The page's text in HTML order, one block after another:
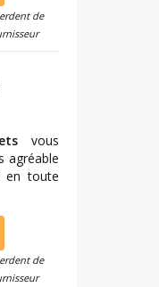
de
vous
agréable
en toute
de